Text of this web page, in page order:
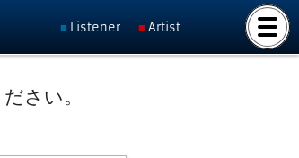
Listener Artist
さい。